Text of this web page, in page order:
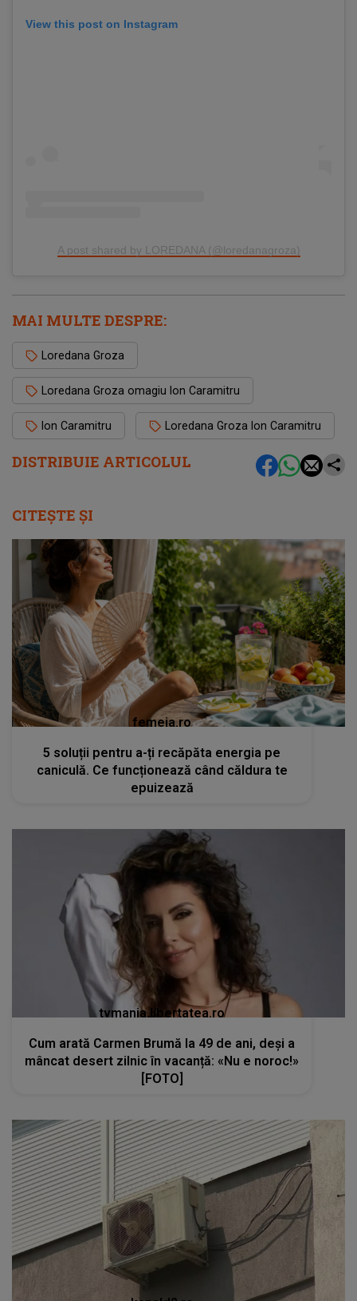
DISTRIBUIE ARTICOLUL
View this post on Instagram
A post shared by LOREDANA (@loredanagroza)
MAI MULTE DESPRE:
Loredana Groza
Loredana Groza omagiu Ion Caramitru
Ion Caramitru Loredana Groza Ion Caramitru
CITEȘTE ȘI
femeia.ro
5 soluții pentru a-ți recăpăta energia pe
caniculă. Ce funcționează când căldura te
epuizează
tvmania.libertatea.ro
Cum arată Carmen Brumă la 49 de ani, deși a
mâncat desert zilnic în vacanță: «Nu e noroc!»
[FOTO]